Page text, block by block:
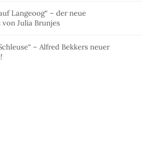
Langeoog“ – der neue
Julia Brunjes
– Alfred Bekkers neuer